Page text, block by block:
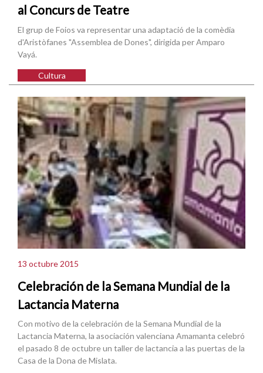
al Concurs de Teatre
El grup de Foios va representar una adaptació de la comèdia
d'Aristòfanes "Assemblea de Dones", dirigida per Amparo
Vayá.
Cultura
13 octubre 2015
Celebración de la Semana Mundial de la
Lactancia Materna
Con motivo de la celebración de la Semana Mundial de la
Lactancia Materna, la asociación valenciana Amamanta celebró
el pasado 8 de octubre un taller de lactancia a las puertas de la
Casa de la Dona de Mislata.